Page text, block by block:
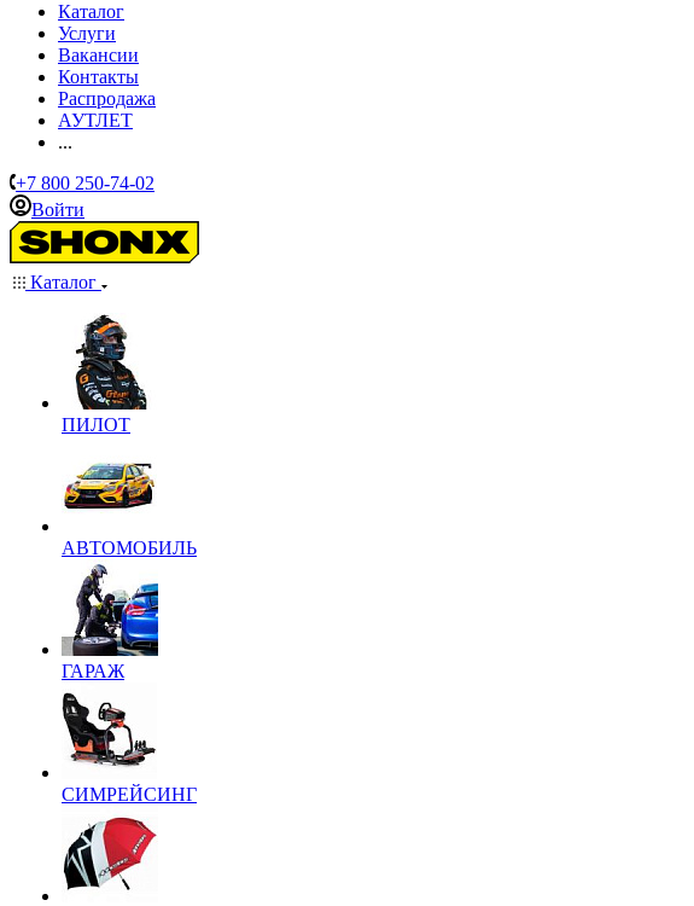
Каталог
Услуги
Вакансии
Контакты
Распродажа
АУТЛЕТ
...
+7 800 250-74-02
Войти
Каталог
ПИЛОТ
АВТОМОБИЛЬ
ГАРАЖ
СИМРЕЙСИНГ